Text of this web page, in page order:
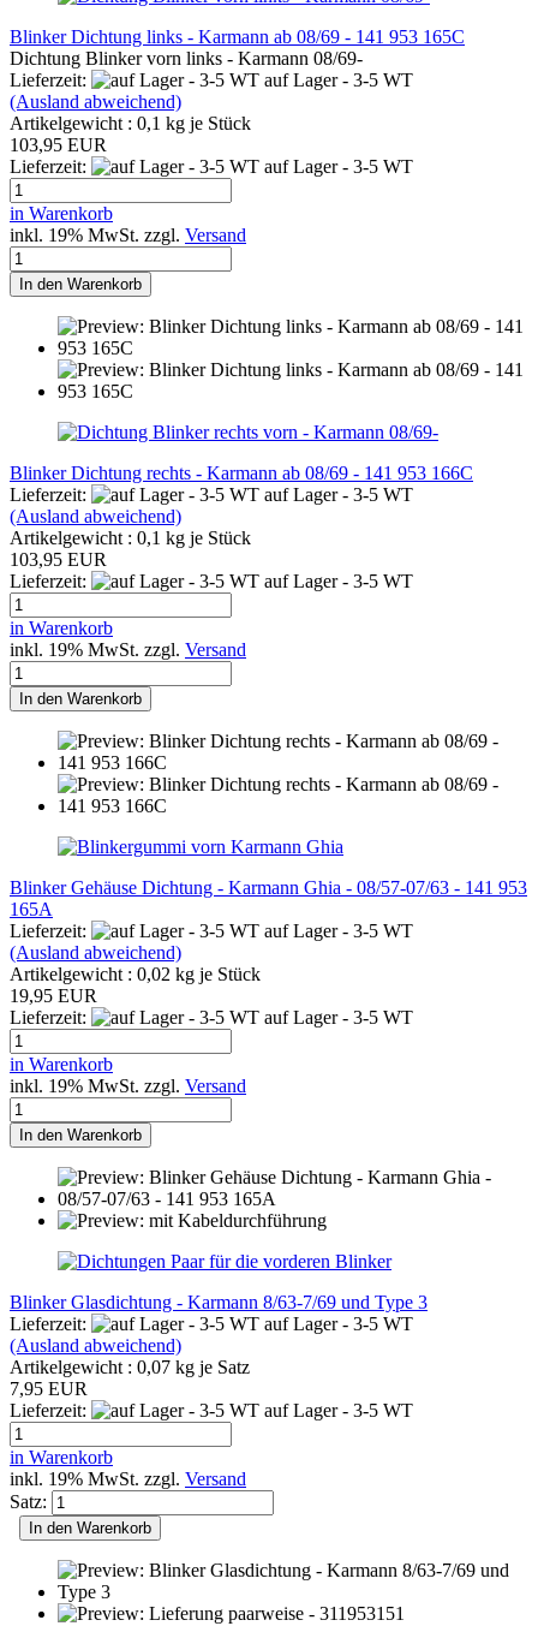
Blinker Dichtung links - Karmann ab 08/69 - 141 953 165C
Dichtung Blinker vorn links - Karmann 08/69-
Lieferzeit:
auf Lager - 3-5 WT
(Ausland abweichend)
Artikelgewicht : 0,1 kg je Stück
103,95 EUR
Lieferzeit:
auf Lager - 3-5 WT
in Warenkorb
inkl. 19% MwSt. zzgl. Versand
In den Warenkorb
Blinker Dichtung rechts - Karmann ab 08/69 - 141 953 166C
Lieferzeit:
auf Lager - 3-5 WT
(Ausland abweichend)
Artikelgewicht : 0,1 kg je Stück
103,95 EUR
Lieferzeit:
auf Lager - 3-5 WT
in Warenkorb
inkl. 19% MwSt. zzgl. Versand
In den Warenkorb
Blinker Gehäuse Dichtung - Karmann Ghia - 08/57-07/63 - 141 953
165A
Lieferzeit:
auf Lager - 3-5 WT
(Ausland abweichend)
Artikelgewicht : 0,02 kg je Stück
19,95 EUR
Lieferzeit:
auf Lager - 3-5 WT
in Warenkorb
inkl. 19% MwSt. zzgl. Versand
In den Warenkorb
Blinker Glasdichtung - Karmann 8/63-7/69 und Type 3
Lieferzeit:
auf Lager - 3-5 WT
(Ausland abweichend)
Artikelgewicht : 0,07 kg je Satz
7,95 EUR
Lieferzeit:
auf Lager - 3-5 WT
in Warenkorb
inkl. 19% MwSt. zzgl. Versand
Satz:
In den Warenkorb